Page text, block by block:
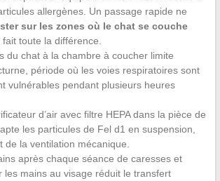
allergènes. Un passage rapide ne
sur les zones où le chat se couche
fait toute la différence.
du chat à la chambre à coucher limite
période où les voies respiratoires sont
vulnérables pendant plusieurs heures
d’air avec filtre HEPA dans la pièce de
les particules de Fel d1 en suspension,
de la ventilation mécanique.
après chaque séance de caresses et
les mains au visage réduit le transfert